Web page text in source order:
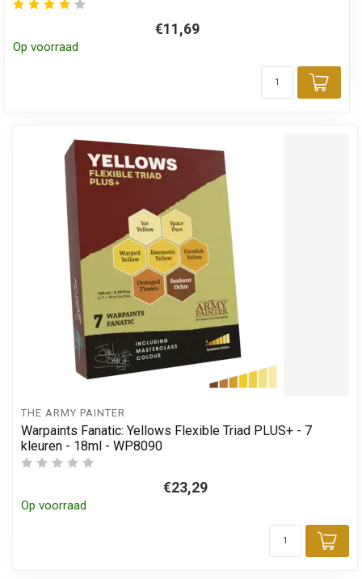
€11,69
Op voorraad
THE ARMY PAINTER
Warpaints Fanatic: Yellows Flexible Triad PLUS+ - 7
kleuren - 18ml - WP8090
€23,29
Op voorraad